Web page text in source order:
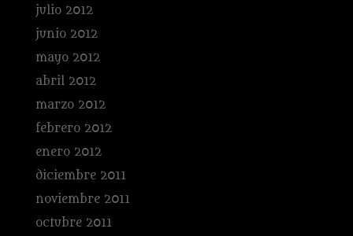
julio 2012
junio 2012
mayo 2012
abril 2012
marzo 2012
febrero 2012
enero 2012
diciembre 2011
noviembre 2011
octubre 2011